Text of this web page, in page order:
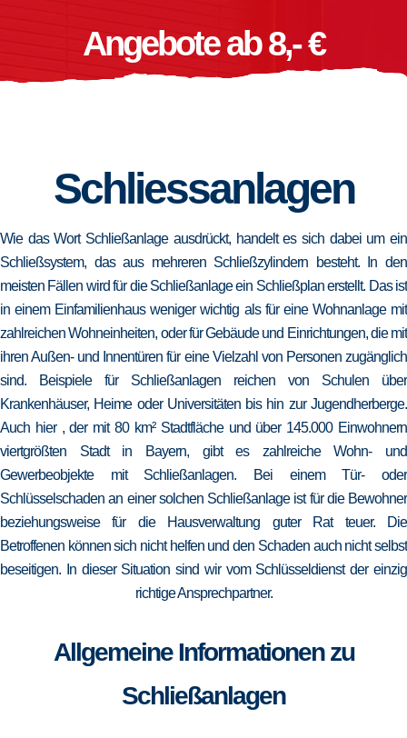
Angebote ab 8,- €
Schliessanlagen
Wie das Wort Schließanlage ausdrückt, handelt es sich dabei um ein
Schließsystem, das aus mehreren Schließzylindern besteht. In den
meisten Fällen wird für die Schließanlage ein Schließplan erstellt. Das ist
in einem Einfamilienhaus weniger wichtig als für eine Wohnanlage mit
zahlreichen Wohneinheiten, oder für Gebäude und Einrichtungen, die mit
ihren Außen- und Innentüren für eine Vielzahl von Personen zugänglich
sind. Beispiele für Schließanlagen reichen von Schulen über
Krankenhäuser, Heime oder Universitäten bis hin zur Jugendherberge.
Auch hier , der mit 80 km² Stadtfläche und über 145.000 Einwohnern
viertgrößten Stadt in Bayern, gibt es zahlreiche Wohn- und
Gewerbeobjekte mit Schließanlagen. Bei einem Tür- oder
Schlüsselschaden an einer solchen Schließanlage ist für die Bewohner
beziehungsweise für die Hausverwaltung guter Rat teuer. Die
Betroffenen können sich nicht helfen und den Schaden auch nicht selbst
beseitigen. In dieser Situation sind wir vom Schlüsseldienst der einzig
richtige Ansprechpartner.
Allgemeine Informationen zu
Schließanlagen